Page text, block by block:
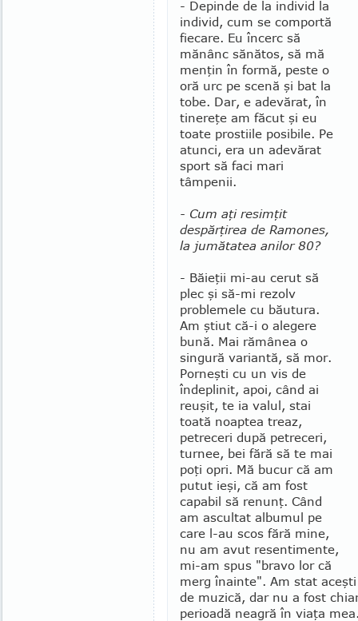
- Depinde de la individ la
individ, cum se comportă
fiecare. Eu încerc să
mănânc sănătos, să mă
menţin în formă, peste o
oră urc pe scenă şi bat la
tobe. Dar, e adevărat, în
tinereţe am făcut şi eu
toate prostiile posibile. Pe
atunci, era un adevărat
sport să faci mari
tâmpenii.
- Cum aţi resimţit
despărţirea de Ramones,
la jumătatea anilor 80?
- Băieţii mi-au cerut să
plec şi să-mi rezolv
problemele cu băutura.
Am ştiut că-i o alegere
bună. Mai rămânea o
singură variantă, să mor.
Porneşti cu un vis de
îndeplinit, apoi, când ai
reuşit, te ia valul, stai
toată noaptea treaz,
petreceri după petreceri,
turnee, bei fără să te mai
poţi opri. Mă bucur că am
putut ieşi, că am fost
capabil să renunţ. Când
am ascultat albumul pe
care l-au scos fără mine,
nu am avut resen­timente,
mi-am spus "bravo lor că
merg înainte". Am stat
de muzică, dar nu a fost
perioadă neagră în viaţa